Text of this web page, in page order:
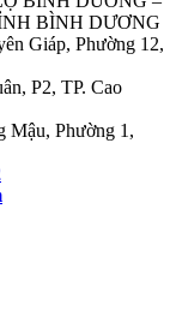
BÌNH DƯƠNG
Giáp, Phường 12,
P2, TP. Cao
Mậu, Phường 1,